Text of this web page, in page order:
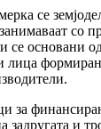
се
со
се основани
лица
за
задругата и